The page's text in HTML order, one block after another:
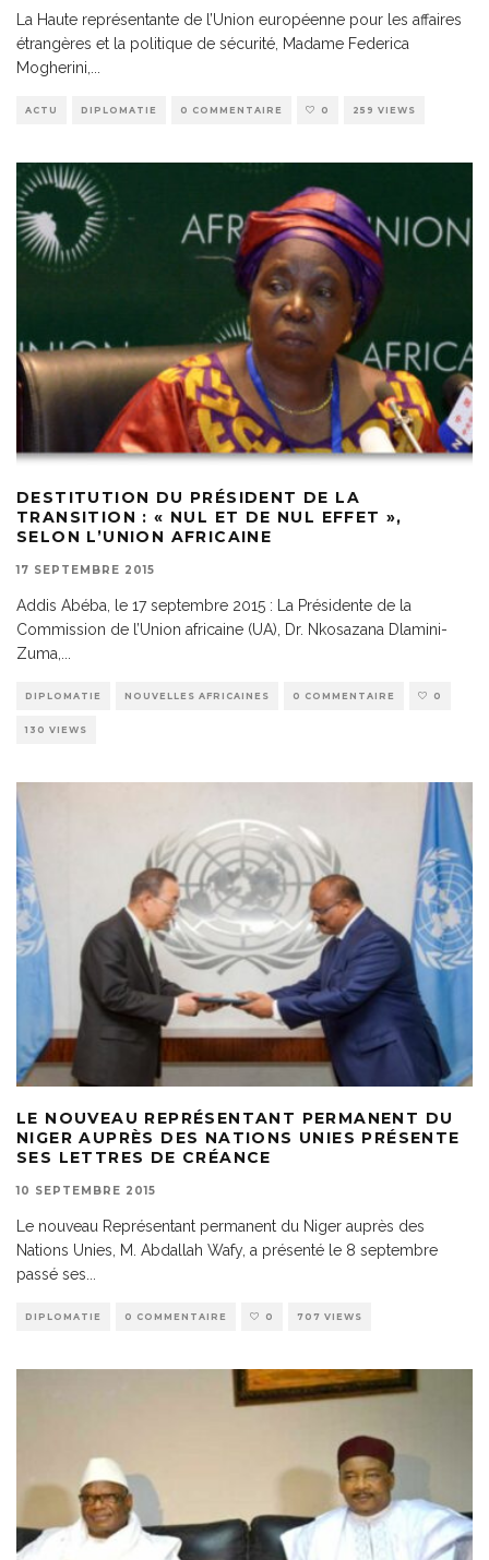
La Haute représentante de l’Union européenne pour les affaires
étrangères et la politique de sécurité, Madame Federica
Mogherini,
ACTU DIPLOMATIE 0 COMMENTAIRE 0 259 VIEWS
DESTITUTION DU PRÉSIDENT DE LA
TRANSITION : « NUL ET DE NUL EFFET »,
SELON L’UNION AFRICAINE
17 SEPTEMBRE 2015
Addis Abéba, le 17 septembre 2015 : La Présidente de la
Commission de l’Union africaine (UA), Dr. Nkosazana Dlamini-
Zuma,...
DIPLOMATIE NOUVELLES AFRICAINES 0 COMMENTAIRE 0
130 VIEWS
LE NOUVEAU REPRÉSENTANT PERMANENT DU
NIGER AUPRÈS DES NATIONS UNIES PRÉSENTE
SES LETTRES DE CRÉANCE
10 SEPTEMBRE 2015
Le nouveau Représentant permanent du Niger auprès des
Nations Unies, M. Abdallah Wafy, a présenté le 8 septembre
passé ses
DIPLOMATIE 0 COMMENTAIRE 0 707 VIEWS